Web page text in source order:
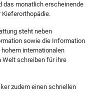
das monatlich erscheinende
steht neben
sowie die Information
internationalen
Welt schreiben für ihre
zudem einen schnellen